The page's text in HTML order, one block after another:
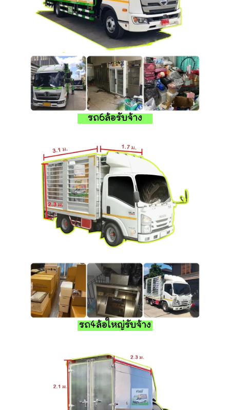
รถ6ล้อรับจ้าง
รถ4ล้อใหญ่รับจ้าง